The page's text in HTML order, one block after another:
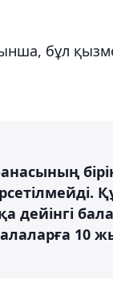
бұл
дейінгі
10